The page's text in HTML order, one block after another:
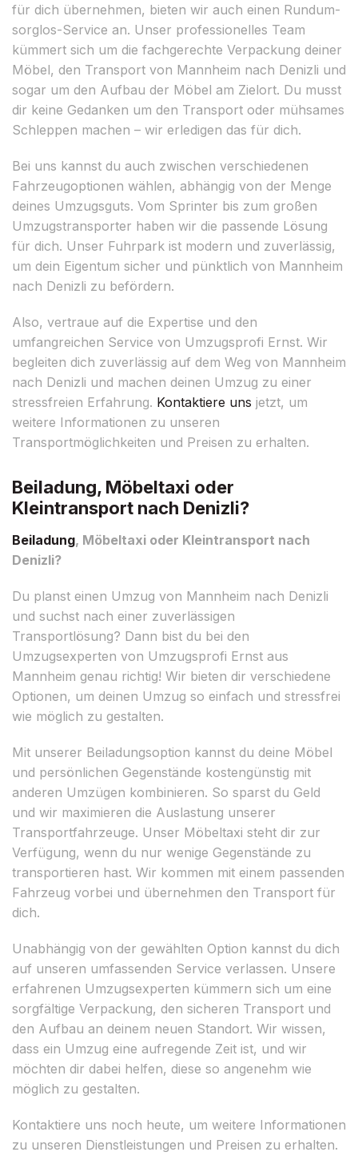
für dich übernehmen, bieten wir auch einen Rundum-
sorglos-Service an. Unser professionelles Team
kümmert sich um die fachgerechte Verpackung deiner
Möbel, den Transport von Mannheim nach Denizli und
sogar um den Aufbau der Möbel am Zielort. Du musst
dir keine Gedanken um den Transport oder mühsames
Schleppen machen – wir erledigen das für dich.
Bei uns kannst du auch zwischen verschiedenen
Fahrzeugoptionen wählen, abhängig von der Menge
deines Umzugsguts. Vom Sprinter bis zum großen
Umzugstransporter haben wir die passende Lösung
für dich. Unser Fuhrpark ist modern und zuverlässig,
um dein Eigentum sicher und pünktlich von Mannheim
nach Denizli zu befördern.
Also, vertraue auf die Expertise und den
umfangreichen Service von Umzugsprofi Ernst. Wir
begleiten dich zuverlässig auf dem Weg von Mannheim
nach Denizli und machen deinen Umzug zu einer
stressfreien Erfahrung. Kontaktiere uns jetzt, um
weitere Informationen zu unseren
Transportmöglichkeiten und Preisen zu erhalten.
Beiladung, Möbeltaxi oder
Kleintransport nach Denizli?
Beiladung, Möbeltaxi oder Kleintransport nach
Denizli?
Du planst einen Umzug von Mannheim nach Denizli
und suchst nach einer zuverlässigen
Transportlösung? Dann bist du bei den
Umzugsexperten von Umzugsprofi Ernst aus
Mannheim genau richtig! Wir bieten dir verschiedene
Optionen, um deinen Umzug so einfach und stressfrei
wie möglich zu gestalten.
Mit unserer Beiladungsoption kannst du deine Möbel
und persönlichen Gegenstände kostengünstig mit
anderen Umzügen kombinieren. So sparst du Geld
und wir maximieren die Auslastung unserer
Transportfahrzeuge. Unser Möbeltaxi steht dir zur
Verfügung, wenn du nur wenige Gegenstände zu
transportieren hast. Wir kommen mit einem passenden
Fahrzeug vorbei und übernehmen den Transport für
dich.
Unabhängig von der gewählten Option kannst du dich
auf unseren umfassenden Service verlassen. Unsere
erfahrenen Umzugsexperten kümmern sich um eine
sorgfältige Verpackung, den sicheren Transport und
den Aufbau an deinem neuen Standort. Wir wissen,
dass ein Umzug eine aufregende Zeit ist, und wir
möchten dir dabei helfen, diese so angenehm wie
möglich zu gestalten.
Kontaktiere uns noch heute, um weitere Informationen
zu unseren Dienstleistungen und Preisen zu erhalten.